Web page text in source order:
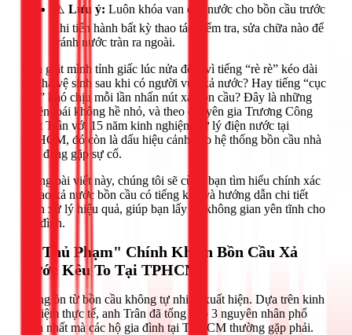
⚠️ Lưu ý: Luôn khóa van cấp nước cho bồn cầu trước
khi tiến hành bất kỳ thao tác kiểm tra, sửa chữa nào để
tránh nước tràn ra ngoài.
Bạn giật mình tỉnh giấc lúc nửa đêm vì tiếng “rè rè” kéo dài
từ nhà vệ sinh sau khi có người vừa xả nước? Hay tiếng “cục
cục” khó chịu mỗi lần nhấn nút xả bồn cầu? Đây là những
phiền toái không hề nhỏ, và theo chuyên gia Trương Công
Việt Trân với 15 năm kinh nghiệm xử lý điện nước tại
TPHCM, đó còn là dấu hiệu cảnh báo hệ thống bồn cầu nhà
bạn đang gặp sự cố.
Trong bài viết này, chúng tôi sẽ cùng bạn tìm hiểu chính xác
vì sao xả nước bồn cầu có tiếng kêu và hướng dẫn chi tiết
cách xử lý hiệu quả, giúp bạn lấy lại không gian yên tĩnh cho
gia đình.
3 "Thủ Phạm" Chính Khiến Bồn Cầu Xả
Nước Kêu To Tại TPHCM
Tiếng ồn từ bồn cầu không tự nhiên xuất hiện. Dựa trên kinh
nghiệm thực tế, anh Trân đã tổng hợp 3 nguyên nhân phổ
biến nhất mà các hộ gia đình tại TPHCM thường gặp phải.